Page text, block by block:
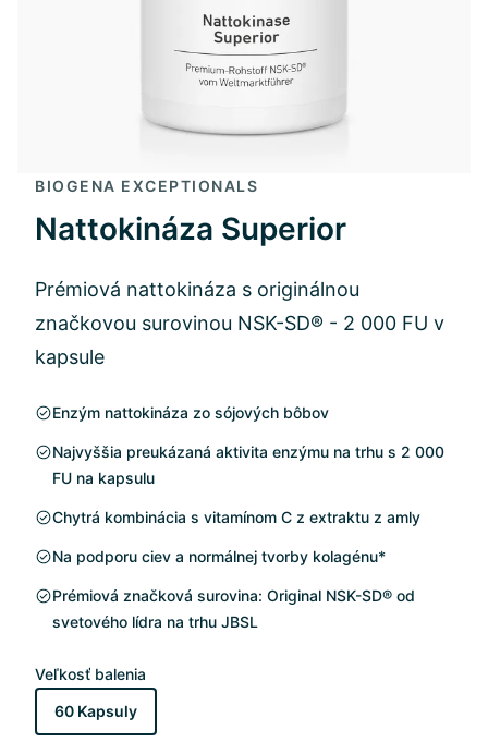
BIOGENA EXCEPTIONALS
Nattokináza Superior
Prémiová nattokináza s originálnou
značkovou surovinou NSK-SD® - 2 000 FU v
kapsule
Enzým nattokináza zo sójových bôbov
Najvyššia preukázaná aktivita enzýmu na trhu s 2 000
FU na kapsulu
Chytrá kombinácia s vitamínom C z extraktu z amly
Na podporu ciev a normálnej tvorby kolagénu*
Prémiová značková surovina: Original NSK-SD® od
svetového lídra na trhu JBSL
Veľkosť balenia
60 Kapsuly